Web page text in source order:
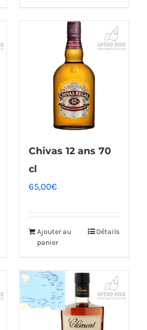
Chivas 12 ans 70
cl
65,00€
Ajouter au
panier
Détails